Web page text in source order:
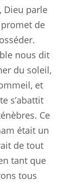
, Dieu parle
de
nous dit
du soleil,
et
s’abattit
Ce
était un
de tout
tant que
tous